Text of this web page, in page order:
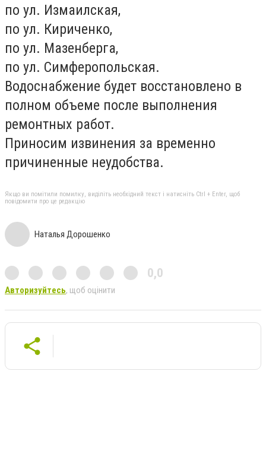
по ул. Измаилская,
по ул. Кириченко,
по ул. Мазенберга,
по ул. Симферопольская.
Водоснабжение будет восстановлено в
полном объеме после выполнения
ремонтных работ.
Приносим извинения за временно
причиненные неудобства.
Якщо ви помітили помилку, виділіть необхідний текст і натисніть Ctrl + Enter, щоб
повідомити про це редакцію
Наталья Дорошенко
0,0
Авторизуйтесь, щоб оцінити